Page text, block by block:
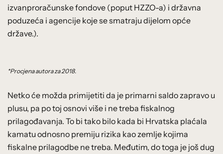
izvanproračunske fondove (poput HZZO-a) i državna
poduzeća i agencije koje se smatraju dijelom opće
države.).
*Procjena autora za 2018.
Netko će možda primijetiti da je primarni saldo zapravo u
plusu, pa po toj osnovi više i ne treba fiskalnog
prilagođavanja. To bi tako bilo kada bi Hrvatska plaćala
kamatu odnosno premiju rizika kao zemlje kojima
fiskalne prilagodbe ne treba. Međutim, do toga je još dug